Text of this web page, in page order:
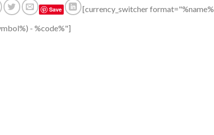
Save [currency_switcher format="%name%
- %code%"]